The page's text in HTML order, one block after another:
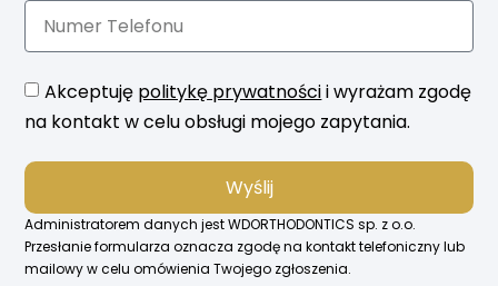
Akceptuję politykę prywatnościi wyrażam zgodę
na kontakt w celu obsługi mojego zapytania.
Wyślij
Administratorem danych jest WDORTHODONTICS sp. z o.o.
Przesłanie formularza oznacza zgodę na kontakt telefoniczny lub
mailowy w celu omówienia Twojego zgłoszenia.